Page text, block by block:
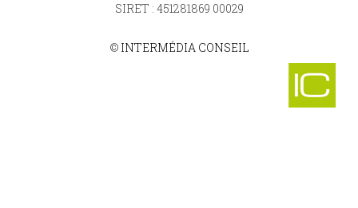
BROCANTE ET DÉBARRAS GROSTENQUIN 57660
BROCANTE ET DÉBARRAS THICOURT 57380
SIRET : 451281869 00029
© INTERMÉDIA CONSEIL